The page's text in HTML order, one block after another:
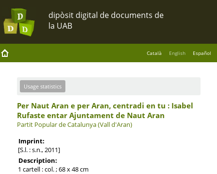
Català English Español
Usage statistics
Per Naut Aran e per Aran, centradi en tu : Isabel
Rufaste entar Ajuntament de Naut Aran
Partit Popular de Catalunya (Vall d'Aran)
Imprint:
[S.l. : s.n., 2011]
Description:
1 cartell : col. ; 68 x 48 cm